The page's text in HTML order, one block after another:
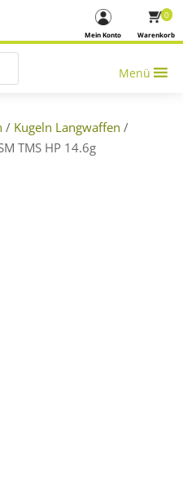
Warenkorb
0
Mein Konto
Menü
/ Kugeln Langwaffen /
TMS HP 14.6g